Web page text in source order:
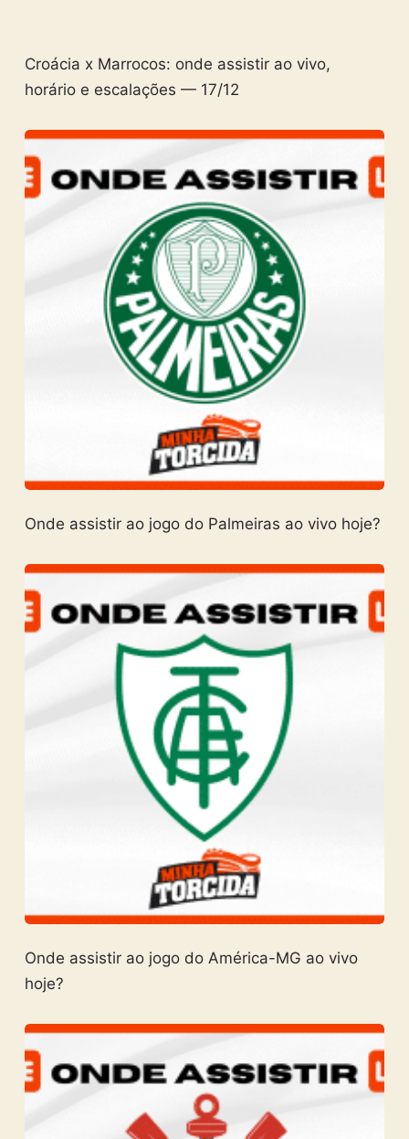
Croácia x Marrocos: onde assistir ao vivo,
horário e escalações — 17/12
Onde assistir ao jogo do Palmeiras ao vivo hoje?
Onde assistir ao jogo do América-MG ao vivo
hoje?